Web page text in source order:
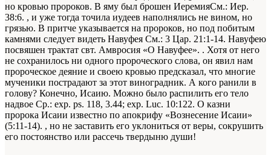
но кровью пророков. В яму был брошен ИеремияСм.: Иер.
38:6. , и уже тогда точила иудеев наполнялись не вином, но
грязью. В притче указывается на пророков, но под побитым
камнями следует видеть Навуфея См.: 3 Цар. 21:1-14. Навуфею
посвяшен трактат свт. Амвросия «О Навуфее». . Хотя от него
не сохранилось ни одного пророческого слова, он явил нам
пророческое деяние и своею кровью предсказал, что многие
мученики пострадают за этот виноградник. А кого ранили в
голову? Конечно, Исаию. Можно было распилить его тело
надвое Ср.: exp. ps. 118, 3.44; exp. Luc. 10:122. О казни
пророка Исаии известно по апокрифу «Вознесение Исаии»
(5:11-14). , но не заставить его уклониться от веры, сокрушить
его постоянство или рассечь твердыню души!